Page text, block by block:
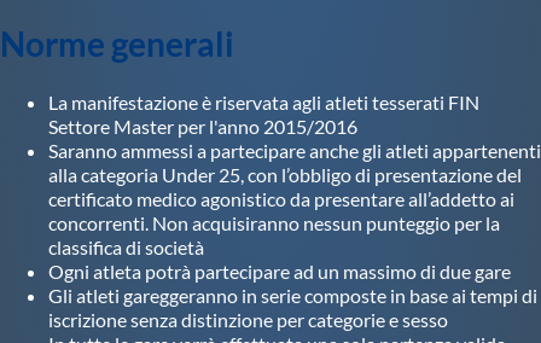
Norme generali
La manifestazione è riservata agli atleti tesserati FIN
Settore Master per l'anno 2015/2016
Saranno ammessi a partecipare anche gli atleti appartenenti
alla categoria Under 25, con l’obbligo di presentazione del
certificato medico agonistico da presentare all’addetto ai
concorrenti. Non acquisiranno nessun punteggio per la
classifica di società
Ogni atleta potrà partecipare ad un massimo di due gare
Gli atleti gareggeranno in serie composte in base ai tempi di
iscrizione senza distinzione per categorie e sesso